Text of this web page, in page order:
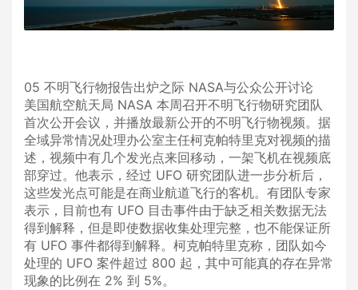
05 不明飞行物报告出炉之际 NASA与公众公开讨论
美国航空航天局 NASA 本周召开不明飞行物研究团队
首次公开会议，并播放最新公开的不明飞行物视频。据
全域异常情况处理办公室主任柯克帕特里克对视频的描
述，视频中有几个发光点来回移动，一架飞机在视频底
部穿过。他表示，经过 UFO 研究团队进一步分析后，
这些发光点可能是在商业航道飞行的客机。有团队专家
表示，目前也有 UFO 目击事件由于缺乏相关数据无法
得到解释，但是即使数据收集处理完整，也不能保证所
有 UFO 事件都得到解释。柯克帕特里克称，团队如今
处理的 UFO 案件超过 800 起，其中可能真的存在异常
现象的比例在 2% 到 5%。